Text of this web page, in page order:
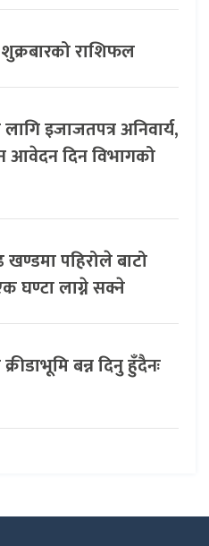
राशिफल
इजाजतपत्र अनिवार्य,
आवेदन दिन विभागको
पहिरोले बाटो
घण्टा लाग्ने सक्ने
बन्न दिनु हुँदैनः